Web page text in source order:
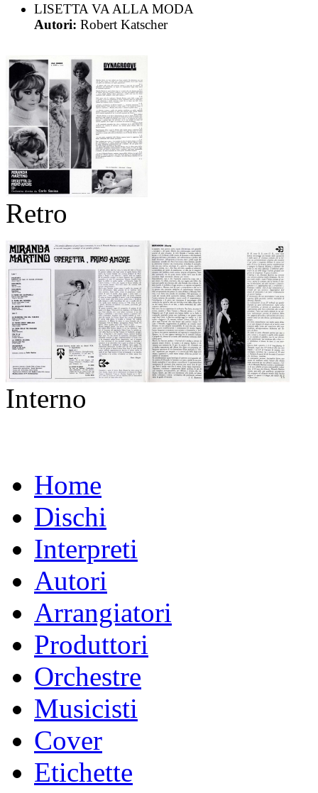
LISETTA VA ALLA MODA
Autori: Robert Katscher
Retro
Interno
Home
Dischi
Interpreti
Autori
Arrangiatori
Produttori
Orchestre
Musicisti
Cover
Etichette